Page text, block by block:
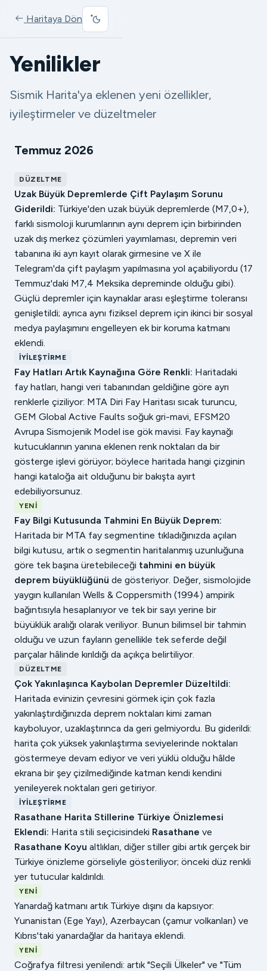
Haritaya Dön
Yenilikler
Sismik Harita'ya eklenen yeni özellikler,
iyileştirmeler ve düzeltmeler
Temmuz 2026
DÜZELTME
Uzak Büyük Depremlerde Çift Paylaşım Sorunu
Giderildi: Türkiye'den uzak büyük depremlerde (M7,0+),
farklı sismoloji kurumlarının aynı deprem için birbirinden
uzak dış merkez çözümleri yayımlaması, depremin veri
tabanına iki ayrı kayıt olarak girmesine ve X ile
Telegram'da çift paylaşım yapılmasına yol açabiliyordu (17
Temmuz'daki M7,4 Meksika depreminde olduğu gibi).
Güçlü depremler için kaynaklar arası eşleştirme toleransı
genişletildi; ayrıca aynı fiziksel deprem için ikinci bir sosyal
medya paylaşımını engelleyen ek bir koruma katmanı
eklendi.
İYILEŞTIRME
Fay Hatları Artık Kaynağına Göre Renkli: Haritadaki
fay hatları, hangi veri tabanından geldiğine göre ayrı
renklerle çiziliyor: MTA Diri Fay Haritası sıcak turuncu,
GEM Global Active Faults soğuk gri-mavi, EFSM20
Avrupa Sismojenik Model ise gök mavisi. Fay kaynağı
kutucuklarının yanına eklenen renk noktaları da bir
gösterge işlevi görüyor; böylece haritada hangi çizginin
hangi kataloğa ait olduğunu bir bakışta ayırt
edebiliyorsunuz.
YENI
Fay Bilgi Kutusunda Tahmini En Büyük Deprem:
Haritada bir MTA fay segmentine tıkladığınızda açılan
bilgi kutusu, artık o segmentin haritalanmış uzunluğuna
göre tek başına üretebileceği tahmini en büyük
deprem büyüklüğünü de gösteriyor. Değer, sismolojide
yaygın kullanılan Wells & Coppersmith (1994) ampirik
bağıntısıyla hesaplanıyor ve tek bir sayı yerine bir
büyüklük aralığı olarak veriliyor. Bunun bilimsel bir tahmin
olduğu ve uzun fayların genellikle tek seferde değil
parçalar hâlinde kırıldığı da açıkça belirtiliyor.
DÜZELTME
Çok Yakınlaşınca Kaybolan Depremler Düzeltildi:
Haritada evinizin çevresini görmek için çok fazla
yakınlaştırdığınızda deprem noktaları kimi zaman
kayboluyor, uzaklaştırınca da geri gelmiyordu. Bu giderildi:
harita çok yüksek yakınlaştırma seviyelerinde noktaları
göstermeye devam ediyor ve veri yüklü olduğu hâlde
ekrana bir şey çizilmediğinde katman kendi kendini
yenileyerek noktaları geri getiriyor.
İYILEŞTIRME
Rasathane Harita Stillerine Türkiye Önizlemesi
Eklendi: Harita stili seçicisindeki Rasathane ve
Rasathane Koyu altlıkları, diğer stiller gibi artık gerçek bir
Türkiye önizleme görseliyle gösteriliyor; önceki düz renkli
yer tutucular kaldırıldı.
YENI
Yanardağ katmanı artık Türkiye dışını da kapsıyor:
Yunanistan (Ege Yayı), Azerbaycan (çamur volkanları) ve
Kıbrıs'taki yanardağlar da haritaya eklendi.
YENI
Coğrafya filtresi yenilendi: artık "Seçili Ülkeler" ve "Tüm